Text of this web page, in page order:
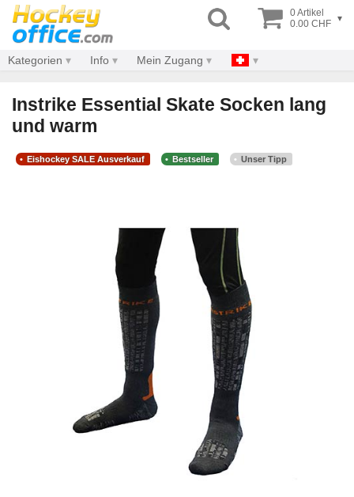
0 Artikel
0.00 CHF ▾
Kategorien Info Mein Zugang
Instrike Essential Skate Socken lang
und warm
Eishockey SALE Ausverkauf Bestseller Unser Tipp